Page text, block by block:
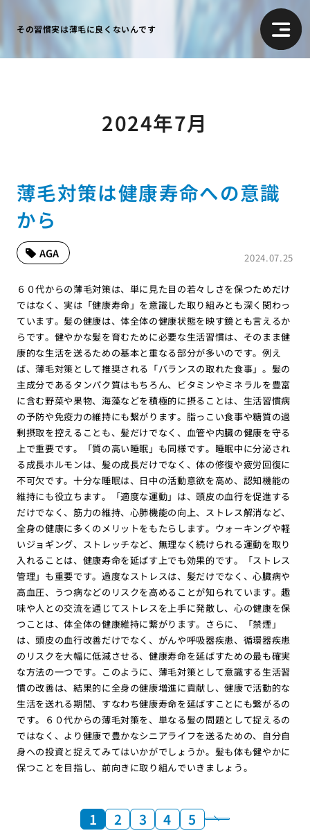
その習慣実は薄毛に良くないんです
2024年7月
薄毛対策は健康寿命への意識
から
2024.07.25
AGA
６０代からの薄毛対策は、単に見た目の若々しさを保つためだけ
ではなく、実は「健康寿命」を意識した取り組みとも深く関わっ
ています。髪の健康は、体全体の健康状態を映す鏡とも言えるか
らです。健やかな髪を育むために必要な生活習慣は、そのまま健
康的な生活を送るための基本と重なる部分が多いのです。例え
ば、薄毛対策として推奨される「バランスの取れた食事」。髪の
主成分であるタンパク質はもちろん、ビタミンやミネラルを豊富
に含む野菜や果物、海藻などを積極的に摂ることは、生活習慣病
の予防や免疫力の維持にも繋がります。脂っこい食事や糖質の過
剰摂取を控えることも、髪だけでなく、血管や内臓の健康を守る
上で重要です。「質の高い睡眠」も同様です。睡眠中に分泌され
る成長ホルモンは、髪の成長だけでなく、体の修復や疲労回復に
不可欠です。十分な睡眠は、日中の活動意欲を高め、認知機能の
維持にも役立ちます。「適度な運動」は、頭皮の血行を促進する
だけでなく、筋力の維持、心肺機能の向上、ストレス解消など、
全身の健康に多くのメリットをもたらします。ウォーキングや軽
いジョギング、ストレッチなど、無理なく続けられる運動を取り
入れることは、健康寿命を延ばす上でも効果的です。「ストレス
管理」も重要です。過度なストレスは、髪だけでなく、心臓病や
高血圧、うつ病などのリスクを高めることが知られています。趣
味や人との交流を通じてストレスを上手に発散し、心の健康を保
つことは、体全体の健康維持に繋がります。さらに、「禁煙」
は、頭皮の血行改善だけでなく、がんや呼吸器疾患、循環器疾患
のリスクを大幅に低減させる、健康寿命を延ばすための最も確実
な方法の一つです。このように、薄毛対策として意識する生活習
慣の改善は、結果的に全身の健康増進に貢献し、健康で活動的な
生活を送れる期間、すなわち健康寿命を延ばすことにも繋がるの
です。６０代からの薄毛対策を、単なる髪の問題として捉えるの
ではなく、より健康で豊かなシニアライフを送るための、自分自
身への投資と捉えてみてはいかがでしょうか。髪も体も健やかに
保つことを目指し、前向きに取り組んでいきましょう。
1 2 3 4 5